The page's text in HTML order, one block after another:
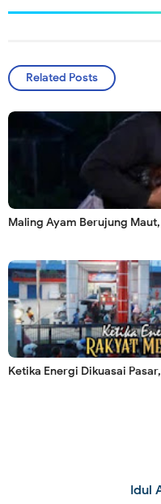
Related Posts
Maling Ayam Berujung
Ketika Energi Dikuasai
Idul